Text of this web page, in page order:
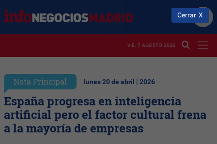
VIE. 7 AGOSTO 2026
Nota Principal lunes 20 de abril | 2026
España progresa en inteligencia
artificial pero el factor cultural frena
a la mayoría de empresas
Cerrar